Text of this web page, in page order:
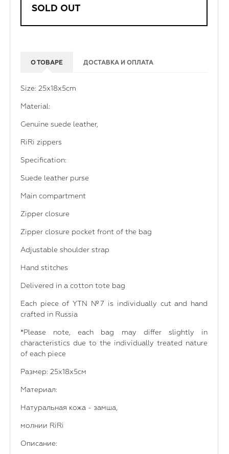
SOLD OUT
О ТОВАРЕ ДОСТАВКА И ОПЛАТА
Size: 25х18x5cm
Material:
Genuine suede leather,
RiRi zippers
Specification:
Suede leather purse
Main compartment
Zipper closure
Zipper closure pocket front of the bag
Adjustable shoulder strap
Hand stitches
Delivered in a cotton tote bag
Each piece of YTN №7 is individually cut and hand
crafted in Russia
*Please note, each bag may differ slightly in
characteristics due to the individually treated nature
of each piece
Размер: 25х18x5см
Материал:
Натуральная кожа - замша,
молнии RiRi
Описание: